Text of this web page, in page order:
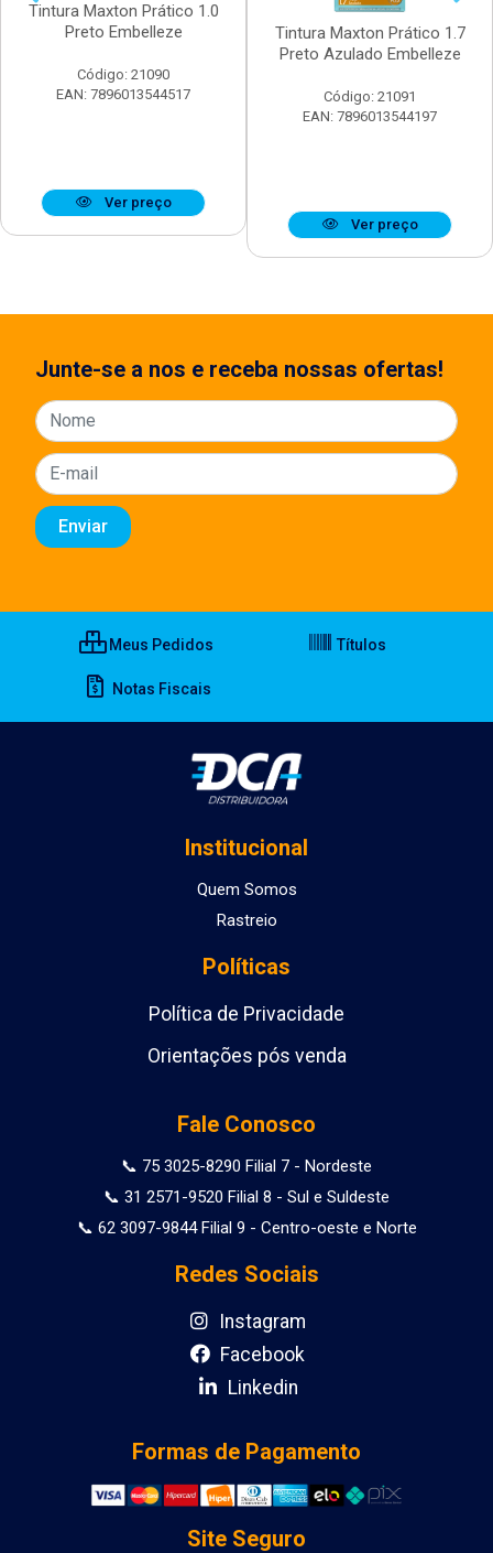
Tintura Maxton Prático 1.0
Preto Embelleze
Código: 21090
EAN: 7896013544517
Ver preço
Tintura Maxton Prático 1.7
Preto Azulado Embelleze
Código: 21091
EAN: 7896013544197
Ver preço
Junte-se a nos e receba nossas ofertas!
Meus Pedidos Títulos
Notas Fiscais
Institucional
Quem Somos
Rastreio
Políticas
Política de Privacidade
Orientações pós venda
Fale Conosco
📞 75 3025-8290 Filial 7 - Nordeste
📞 31 2571-9520 Filial 8 - Sul e Suldeste
📞 62 3097-9844 Filial 9 - Centro-oeste e Norte
Redes Sociais
Instagram
Facebook
Linkedin
Formas de Pagamento
Site Seguro